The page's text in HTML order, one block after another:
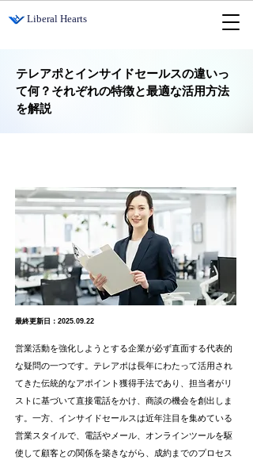
​Liberal Hearts
テレアポとインサイドセールスの違いっ
て何？それぞれの特徴と最適な活用方法
を解説
最終更新日：2025.09.22
営業活動を強化しようとする企業が必ず直面する代表的
な疑問の一つです。テレアポは長年にわたって活用され
てきた伝統的なアポイント獲得手法であり、担当者がリ
ストに基づいて直接電話をかけ、商談の機会を創出しま
す。一方、インサイドセールスは近年注目を集めている
営業スタイルで、電話やメール、オンラインツールを駆
使して顧客との関係を築きながら、成約までのプロセス